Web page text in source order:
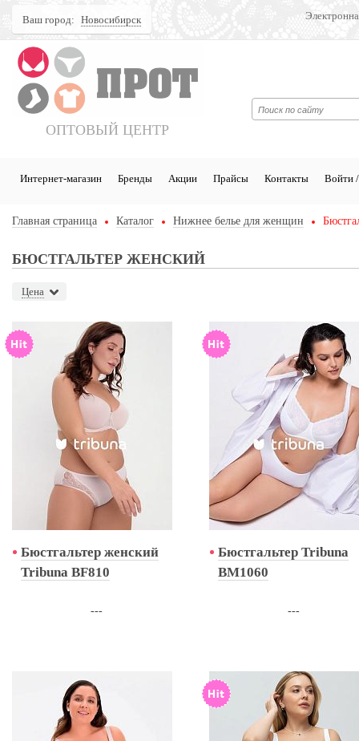
Ваш город: Новосибирск
ОПТОВЫЙ ЦЕНТР
Интернет-магазин Бренды Акции Прайсы Контакты Войти /
Главная страница Каталог Нижнее белье для женщин
БЮСТГАЛЬТЕР ЖЕНСКИЙ
Цена
Бюстгальтер женский
Tribuna BF810
---
Бюстгальтер Tribuna
BM1060
---